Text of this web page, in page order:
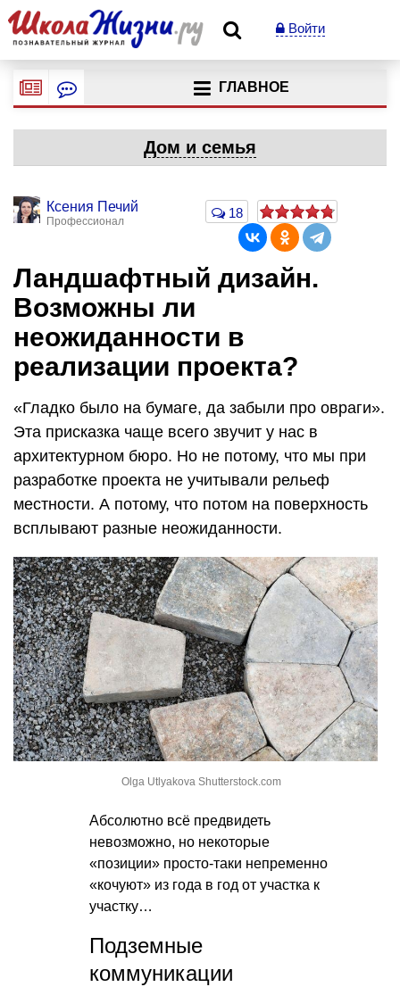
Войти
ГЛАВНОЕ
Дом и семья
Ксения Печий
Профессионал
18
Ландшафтный дизайн.
Возможны ли
неожиданности в
реализации проекта?
«Гладко было на бумаге, да забыли про овраги».
Эта присказка чаще всего звучит у нас в
архитектурном бюро. Но не потому, что мы при
разработке проекта не учитывали рельеф
местности. А потому, что потом на поверхность
всплывают разные неожиданности.
Olga Utlyakova Shutterstock.com
Абсолютно всё предвидеть
невозможно, но некоторые
«позиции» просто-таки непременно
«кочуют» из года в год от участка к
участку…
Подземные
коммуникации